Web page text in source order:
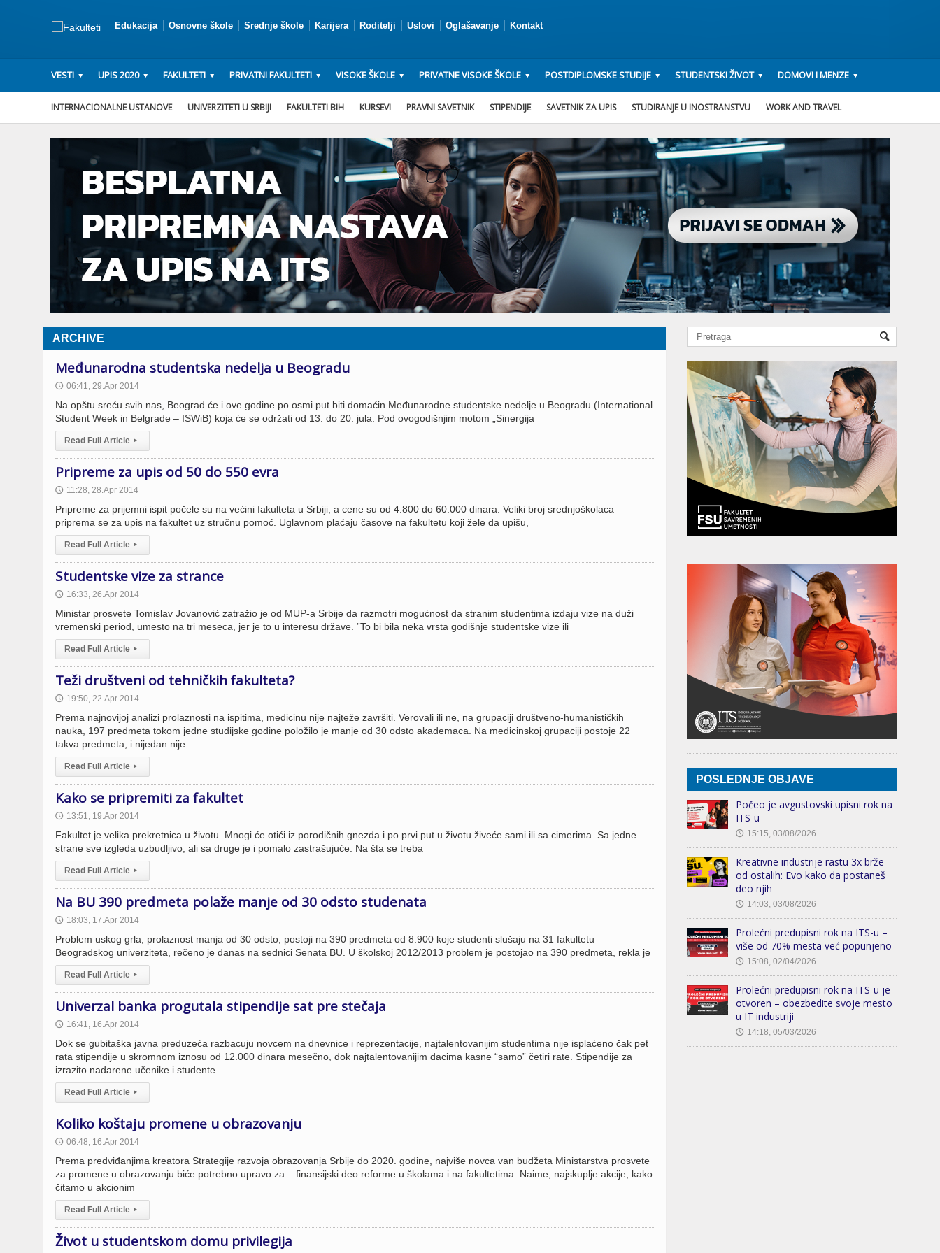
Edukacija Osnovne škole Srednje škole Karijera Roditelji Uslovi Oglašavanje Kontakt
VESTI UPIS 2020 FAKULTETI PRIVATNI FAKULTETI VISOKE ŠKOLE PRIVATNE VISOKE ŠKOLE POSTDIPLOMSKE STUDIJE STUDENTSKI ŽIVOT DOMOVI I MENZE
INTERNACIONALNE USTANOVE UNIVERZITETI U SRBIJI FAKULTETI BIH KURSEVI PRAVNI SAVETNIK STIPENDIJE SAVETNIK ZA UPIS STUDIRANJE U INOSTRANSTVU WORK AND TRAVEL
ARCHIVE
Međunarodna studentska nedelja u Beogradu
🕔 06:41, 29.Apr 2014
Na opštu sreću svih nas, Beograd će i ove godine po osmi put biti domaćin Međunarodne studentske nedelje u Beogradu (International
Student Week in Belgrade – ISWiB) koja će se održati od 13. do 20. jula. Pod ovogodišnjim motom „Sinergija
Read Full Article ▸
Pripreme za upis od 50 do 550 evra
🕔 11:28, 28.Apr 2014
Pripreme za prijemni ispit počele su na većini fakulteta u Srbiji, a cene su od 4.800 do 60.000 dinara. Veliki broj srednjoškolaca
priprema se za upis na fakultet uz stručnu pomoć. Uglavnom plaćaju časove na fakultetu koji žele da upišu,
Read Full Article ▸
Studentske vize za strance
🕔 16:33, 26.Apr 2014
Ministar prosvete Tomislav Jovanović zatražio je od MUP-a Srbije da razmotri mogućnost da stranim studentima izdaju vize na duži
vremenski period, umesto na tri meseca, jer je to u interesu države. ”To bi bila neka vrsta godišnje studentske vize ili
Read Full Article ▸
Teži društveni od tehničkih fakulteta?
🕔 19:50, 22.Apr 2014
Prema najnovijoj analizi prolaznosti na ispitima, medicinu nije najteže završiti. Verovali ili ne, na grupaciji društveno-humanističkih
nauka, 197 predmeta tokom jedne studijske godine položilo je manje od 30 odsto akademaca. Na medicinskoj grupaciji postoje 22
takva predmeta, i nijedan nije
Read Full Article ▸
Kako se pripremiti za fakultet
🕔 13:51, 19.Apr 2014
Fakultet je velika prekretnica u životu. Mnogi će otići iz porodičnih gnezda i po prvi put u životu živeće sami ili sa cimerima. Sa jedne
strane sve izgleda uzbudljivo, ali sa druge je i pomalo zastrašujuće. Na šta se treba
Read Full Article ▸
Na BU 390 predmeta polaže manje od 30 odsto studenata
🕔 18:03, 17.Apr 2014
Problem uskog grla, prolaznost manja od 30 odsto, postoji na 390 predmeta od 8.900 koje studenti slušaju na 31 fakultetu
Beogradskog univerziteta, rečeno je danas na sednici Senata BU. U školskoj 2012/2013 problem je postojao na 390 predmeta, rekla je
Read Full Article ▸
Univerzal banka progutala stipendije sat pre stečaja
🕔 16:41, 16.Apr 2014
Dok se gubitaška javna preduzeća razbacuju novcem na dnevnice i reprezentacije, najtalentovanijim studentima nije isplaćeno čak pet
rata stipendije u skromnom iznosu od 12.000 dinara mesečno, dok najtalentovanijim đacima kasne “samo” četiri rate. Stipendije za
izrazito nadarene učenike i studente
Read Full Article ▸
Koliko koštaju promene u obrazovanju
🕔 06:48, 16.Apr 2014
Prema predviđanjima kreatora Strategije razvoja obrazovanja Srbije do 2020. godine, najviše novca van budžeta Ministarstva prosvete
za promene u obrazovanju biće potrebno upravo za – finansijski deo reforme u školama i na fakultetima. Naime, najskuplje akcije, kako
čitamo u akcionim
Read Full Article ▸
Život u studentskom domu privilegija
POSLEDNJE OBJAVE
Počeo je avgustovski upisni rok na
ITS-u
🕔 15:15, 03/08/2026
Kreativne industrije rastu 3x brže
od ostalih: Evo kako da postaneš
deo njih
🕔 14:03, 03/08/2026
Prolećni predupisni rok na ITS-u –
više od 70% mesta već popunjeno
🕔 15:08, 02/04/2026
Prolećni predupisni rok na ITS-u je
otvoren – obezbedite svoje mesto
u IT industriji
🕔 14:18, 05/03/2026